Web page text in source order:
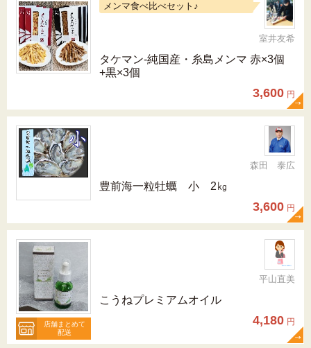
メンマ食べ比べセット♪
室井友希
タケマン-純国産・糸島メンマ 赤×3個
+黒×3個
3,600 円
森田 泰広
豊前海一粒牡蠣 小 2㎏
3,600 円
店舗まとめて
配送
平山直美
こうねプレミアムオイル
4,180 円